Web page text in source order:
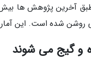
آخرین پژوهش ها
شده است. این آمار برای
و گیج می شوند